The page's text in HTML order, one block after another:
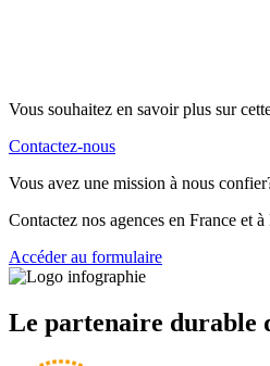
Vous souhaitez en savoir plus sur
Contactez-nous
Vous avez une mission à nous
Contactez nos agences en France et
Accéder au formulaire
Le partenaire durable